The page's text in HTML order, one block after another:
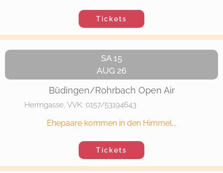
Tickets
SA 15
AUG 26
Büdingen/Rohrbach Open Air
Herrngasse, VVK: 0157/53194643
Ehepaare kommen in den Himmel...
Tickets